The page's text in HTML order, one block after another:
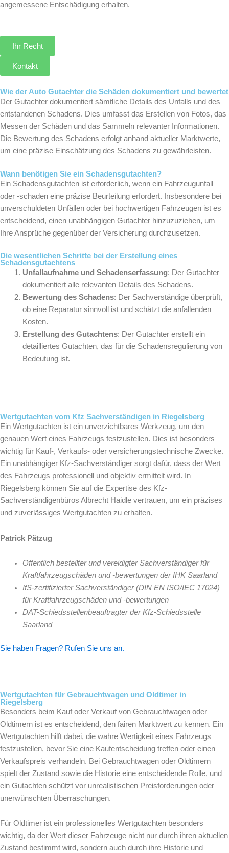
angemessene Entschädigung erhalten.
Ihr Recht
Kontakt
Wie der Auto Gutachter die Schäden dokumentiert und bewertet
Der Gutachter dokumentiert sämtliche Details des Unfalls und des
entstandenen Schadens. Dies umfasst das Erstellen von Fotos, das
Messen der Schäden und das Sammeln relevanter Informationen.
Die Bewertung des Schadens erfolgt anhand aktueller Marktwerte,
um eine präzise Einschätzung des Schadens zu gewährleisten.
Wann benötigen Sie ein Schadensgutachten?
Ein Schadensgutachten ist erforderlich, wenn ein Fahrzeugunfall
oder -schaden eine präzise Beurteilung erfordert. Insbesondere bei
unverschuldeten Unfällen oder bei hochwertigen Fahrzeugen ist es
entscheidend, einen unabhängigen Gutachter hinzuzuziehen, um
Ihre Ansprüche gegenüber der Versicherung durchzusetzen.
Die wesentlichen Schritte bei der Erstellung eines
Schadensgutachtens
Unfallaufnahme und Schadenserfassung: Der Gutachter
dokumentiert alle relevanten Details des Schadens.
Bewertung des Schadens: Der Sachverständige überprüft,
ob eine Reparatur sinnvoll ist und schätzt die anfallenden
Kosten.
Erstellung des Gutachtens: Der Gutachter erstellt ein
detailliertes Gutachten, das für die Schadensregulierung von
Bedeutung ist.
Wertgutachten vom Kfz Sachverständigen in Riegelsberg
Ein Wertgutachten ist ein unverzichtbares Werkzeug, um den
genauen Wert eines Fahrzeugs festzustellen. Dies ist besonders
wichtig für Kauf-, Verkaufs- oder versicherungstechnische Zwecke.
Ein unabhängiger Kfz-Sachverständiger sorgt dafür, dass der Wert
des Fahrzeugs professionell und objektiv ermittelt wird. In
Riegelsberg können Sie auf die Expertise des Kfz-
Sachverständigenbüros Albrecht Haidle vertrauen, um ein präzises
und zuverlässiges Wertgutachten zu erhalten.
Patrick Pätzug
Öffentlich bestellter und vereidigter Sachverständiger für
Kraftfahrzeugschäden und -bewertungen der IHK Saarland
IfS-zertifizierter Sachverständiger (DIN EN ISO/IEC 17024)
für Kraftfahrzeugschäden und -bewertungen
DAT-Schiedsstellenbeauftragter der Kfz-Schiedsstelle
Saarland
Sie haben Fragen? Rufen Sie uns an.
Wertgutachten für Gebrauchtwagen und Oldtimer in
Riegelsberg
Besonders beim Kauf oder Verkauf von Gebrauchtwagen oder
Oldtimern ist es entscheidend, den fairen Marktwert zu kennen. Ein
Wertgutachten hilft dabei, die wahre Wertigkeit eines Fahrzeugs
festzustellen, bevor Sie eine Kaufentscheidung treffen oder einen
Verkaufspreis verhandeln. Bei Gebrauchtwagen oder Oldtimern
spielt der Zustand sowie die Historie eine entscheidende Rolle, und
ein Gutachten schützt vor unrealistischen Preisforderungen oder
unerwünschten Überraschungen.
Für Oldtimer ist ein professionelles Wertgutachten besonders
wichtig, da der Wert dieser Fahrzeuge nicht nur durch ihren aktuellen
Zustand bestimmt wird, sondern auch durch ihre Historie und